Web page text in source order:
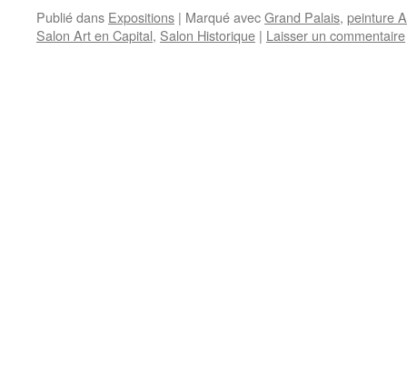
Publié dans Expositions | Marqué avecGrand Palais, peinture
Salon Art en Capital, Salon Historique | Laisser un commentaire